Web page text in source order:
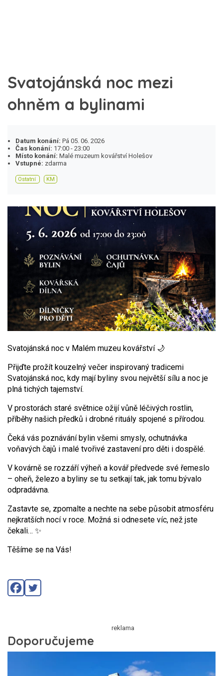
Svatojánská noc mezi
ohněm a bylinami
Datum konání: Pá 05. 06. 2026
Čas konání: 17:00 - 23:00
Místo konání: Malé muzeum kovářství Holešov
Vstupné: zdarma
Ostatní KM
Svatojánská noc v Malém muzeu kovářství 🌙
Přijďte prožít kouzelný večer inspirovaný tradicemi
Svatojánská noc, kdy mají byliny svou největší sílu a noc je
plná tichých tajemství.
V prostorách staré světnice ožijí vůně léčivých rostlin,
příběhy našich předků i drobné rituály spojené s přírodou.
Čeká vás poznávání bylin všemi smysly, ochutnávka
voňavých čajů i malé tvořivé zastavení pro děti i dospělé.
V kovárně se rozzáří výheň a kovář předvede své řemeslo
– oheň, železo a byliny se tu setkají tak, jak tomu bývalo
odpradávna.
Zastavte se, zpomalte a nechte na sebe působit atmosféru
nejkratších nocí v roce. Možná si odnesete víc, než jste
čekali… ✨
Těšíme se na Vás!